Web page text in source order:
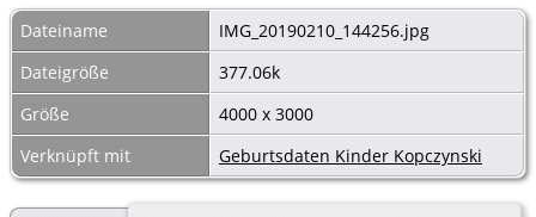
Dateiname
IMG_20190210_144256.jpg
Dateigröße
377.06k
Größe
4000 x 3000
Verknüpft mit
Geburtsdaten Kinder Kopczynski